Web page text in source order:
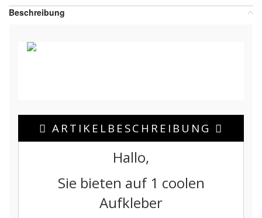
Beschreibung
ARTIKELBESCHREIBUNG
Hallo,
Sie bieten auf 1 coolen
Aufkleber